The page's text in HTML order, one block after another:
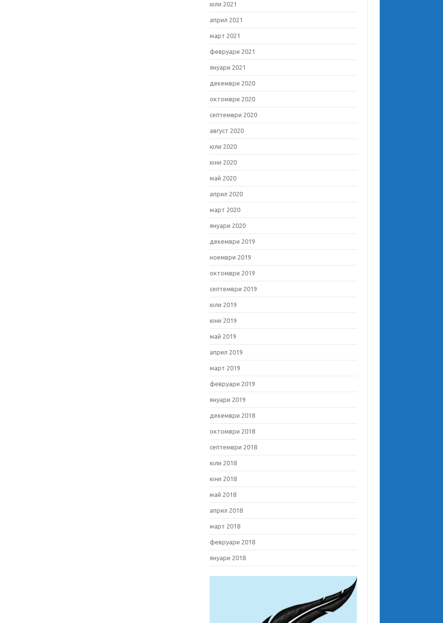
юли 2021
април 2021
март 2021
февруари 2021
януари 2021
декември 2020
октомври 2020
септември 2020
август 2020
юли 2020
юни 2020
май 2020
април 2020
март 2020
януари 2020
декември 2019
ноември 2019
октомври 2019
септември 2019
юли 2019
юни 2019
май 2019
април 2019
март 2019
февруари 2019
януари 2019
декември 2018
октомври 2018
септември 2018
юли 2018
юни 2018
май 2018
април 2018
март 2018
февруари 2018
януари 2018